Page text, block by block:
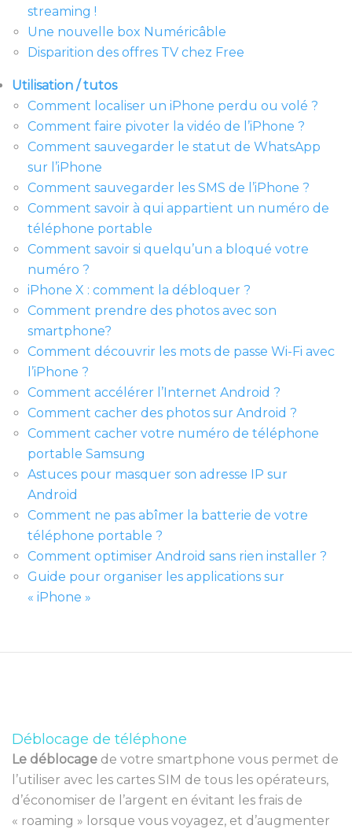
streaming !
Une nouvelle box Numéricâble
Disparition des offres TV chez Free
Utilisation / tutos
Comment localiser un iPhone perdu ou volé ?
Comment faire pivoter la vidéo de l’iPhone ?
Comment sauvegarder le statut de WhatsApp
sur l’iPhone
Comment sauvegarder les SMS de l’iPhone ?
Comment savoir à qui appartient un numéro de
téléphone portable
Comment savoir si quelqu’un a bloqué votre
numéro ?
iPhone X : comment la débloquer ?
Comment prendre des photos avec son
smartphone?
Comment découvrir les mots de passe Wi-Fi avec
l’iPhone ?
Comment accélérer l’Internet Android ?
Comment cacher des photos sur Android ?
Comment cacher votre numéro de téléphone
portable Samsung
Astuces pour masquer son adresse IP sur
Android
Comment ne pas abîmer la batterie de votre
téléphone portable ?
Comment optimiser Android sans rien installer ?
Guide pour organiser les applications sur
« iPhone »
Déblocage de téléphone
Le déblocage de votre smartphone vous permet de
l’utiliser avec les cartes SIM de tous les opérateurs,
d’économiser de l’argent en évitant les frais de
« roaming » lorsque vous voyagez, et d’augmenter